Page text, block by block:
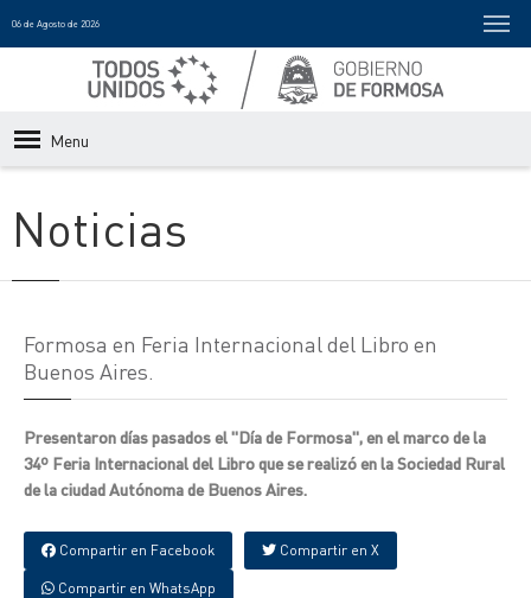
06 de Agosto de 2026
Menu
Noticias
Formosa en Feria Internacional del Libro en
Buenos Aires.
Presentaron días pasados el "Día de Formosa", en el marco de la
34º Feria Internacional del Libro que se realizó en la Sociedad Rural
de la ciudad Autónoma de Buenos Aires.
Compartir en Facebook Compartir en X
Compartir en WhatsApp